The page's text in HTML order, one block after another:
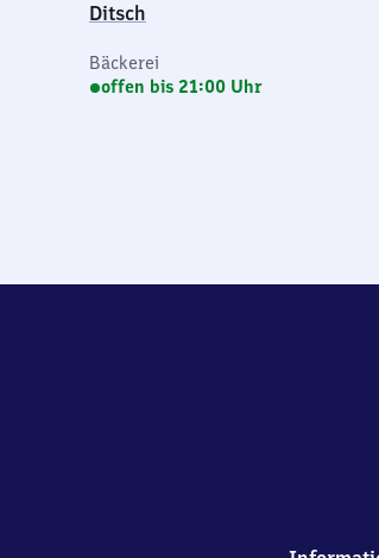
Ditsch
Bäckerei
offen bis 21:00 Uhr